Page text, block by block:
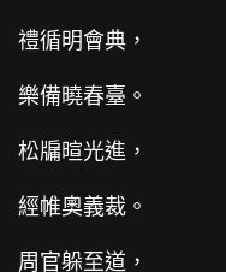
禮循明會典，
樂備曉春臺。
松牖暄光進，
經帷奧義裁。
周官躲至道，